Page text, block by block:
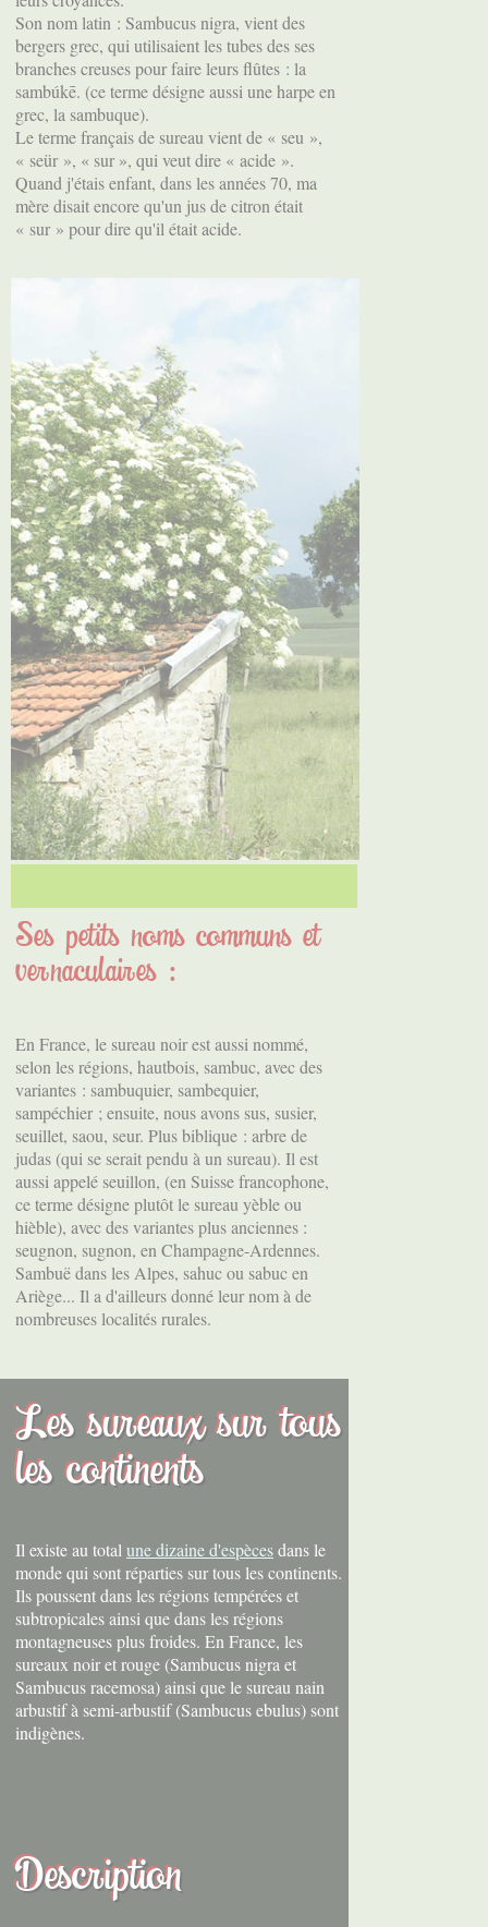
Son nom latin : Sambucus nigra, vient des
bergers grec, qui utilisaient les tubes des ses
branches creuses pour faire leurs flûtes : la
sambúkē. (ce terme désigne aussi une harpe en
grec, la sambuque).
Le terme français de sureau vient de « seu »,
« seür », « sur », qui veut dire « acide ».
Quand j'étais enfant, dans les années 70, ma
mère disait encore qu'un jus de citron était
« sur » pour dire qu'il était acide.
Ses petits noms communs et
vernaculaires :
En France, le sureau noir est aussi nommé,
selon les régions, hautbois, sambuc, avec des
variantes : sambuquier, sambequier,
sampéchier ; ensuite, nous avons sus, susier,
seuillet, saou, seur. Plus biblique : arbre de
judas (qui se serait pendu à un sureau). Il est
aussi appelé seuillon, (en Suisse francophone,
ce terme désigne plutôt le sureau yèble ou
hièble), avec des variantes plus anciennes :
seugnon, sugnon, en Champagne-Ardennes.
Sambuë dans les Alpes, sahuc ou sabuc en
Ariège... Il a d'ailleurs donné leur nom à de
nombreuses localités rurales.
Les sureaux sur tous
les continents
Il existe au total une dizaine d'espècesdans le
monde qui sont réparties sur tous les continents.
Ils poussent dans les régions tempérées et
subtropicales ainsi que dans les régions
montagneuses plus froides. En France, les
sureaux noir et rouge (Sambucus nigra et
Sambucus racemosa) ainsi que le sureau nain
arbustif à semi-arbustif (Sambucus ebulus) sont
indigènes.
Description